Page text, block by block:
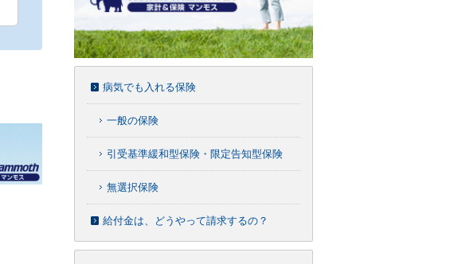
病気でも入れる保険
一般の保険
引受基準緩和型保険・限定告知型保険
無選択保険
給付金は、どうやって請求するの？